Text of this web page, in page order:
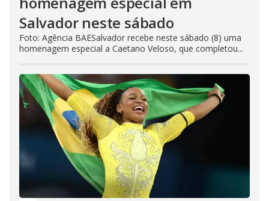
Salvador neste sábado
Foto: Agência BAESalvador recebe neste sábado (8) uma
homenagem especial a Caetano Veloso, que completou...